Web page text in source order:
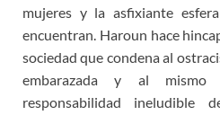
mujeres y la asfixiante
encuentran. Haroun hace
sociedad que condena al
embarazada y al
responsabilidad